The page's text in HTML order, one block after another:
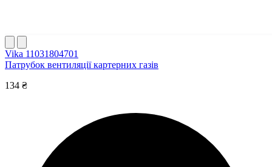
Vika 11031804701
Патрубок вентиляції картерних газів
134 ₴